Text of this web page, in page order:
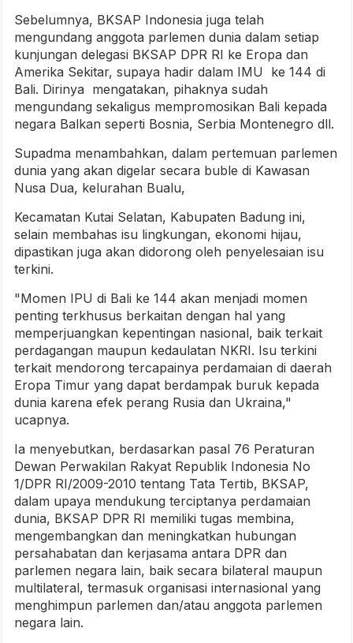
Sebelumnya, BKSAP Indonesia juga telah
mengundang anggota parlemen dunia dalam setiap
kunjungan delegasi BKSAP DPR RI ke Eropa dan
Amerika Sekitar, supaya hadir dalam IMU ke 144 di
Bali. Dirinya mengatakan, pihaknya sudah
mengundang sekaligus mempromosikan Bali kepada
negara Balkan seperti Bosnia, Serbia Montenegro dll.
Supadma menambahkan, dalam pertemuan parlemen
dunia yang akan digelar secara buble di Kawasan
Nusa Dua, kelurahan Bualu,
Kecamatan Kutai Selatan, Kabupaten Badung ini,
selain membahas isu lingkungan, ekonomi hijau,
dipastikan juga akan didorong oleh penyelesaian isu
terkini.
"Momen IPU di Bali ke 144 akan menjadi momen
penting terkhusus berkaitan dengan hal yang
memperjuangkan kepentingan nasional, baik terkait
perdagangan maupun kedaulatan NKRI. Isu terkini
terkait mendorong tercapainya perdamaian di daerah
Eropa Timur yang dapat berdampak buruk kepada
dunia karena efek perang Rusia dan Ukraina,"
ucapnya.
Ia menyebutkan, berdasarkan pasal 76 Peraturan
Dewan Perwakilan Rakyat Republik Indonesia No
1/DPR RI/2009-2010 tentang Tata Tertib, BKSAP,
dalam upaya mendukung terciptanya perdamaian
dunia, BKSAP DPR RI memiliki tugas membina,
mengembangkan dan meningkatkan hubungan
persahabatan dan kerjasama antara DPR dan
parlemen negara lain, baik secara bilateral maupun
multilateral, termasuk organisasi internasional yang
menghimpun parlemen dan/atau anggota parlemen
negara lain.